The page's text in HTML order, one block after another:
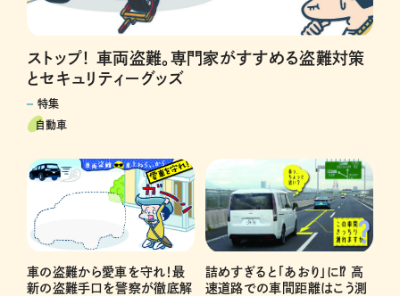
ストップ！ 車両盗難。専門家がすすめる盗難対策
とセキュリティーグッズ
特集
自動車
車の盗難から愛車を守れ！最
新の盗難手口を警察が徹底解
詰めすぎると「あおり」に⁉ 高
速道路での車間距離はこう測